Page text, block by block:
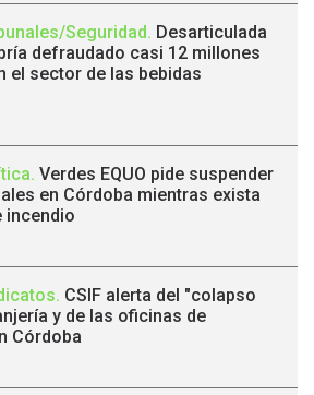
Seguridad. Desarticulada
defraudado casi 12 millones
el sector de las bebidas
. Verdes EQUO pide suspender
en Córdoba mientras exista
incendio
. CSIF alerta del "colapso
y de las oficinas de
Córdoba